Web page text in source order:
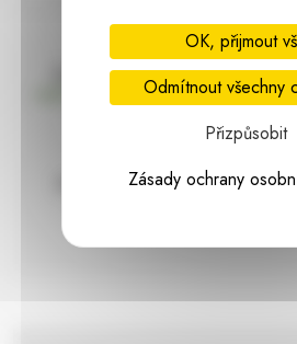
Doprava zdarma
nad 2000 Kč bez DPH
97% hodnocení
OK, přijmout
Odmítnout všechny
Přizpůsobit
Zásady ochrany